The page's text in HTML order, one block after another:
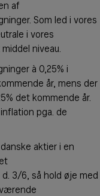
af
Som led i vores
i vores
niveau.
à 0,25% i
år, mens der
det kommende år.
pga. de
aktier i en
3/6, så hold øje med